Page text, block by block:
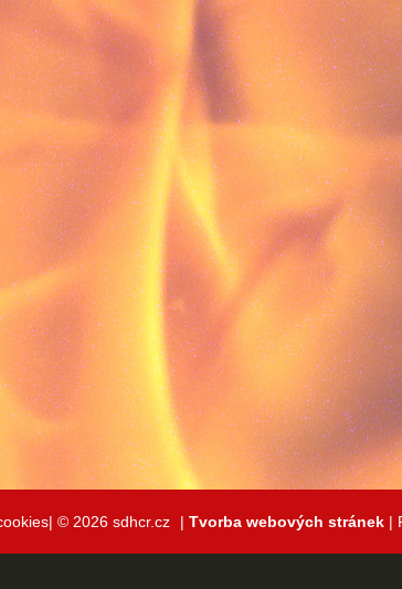
© 2026 sdhcr.cz | Tvorba webových stránek |